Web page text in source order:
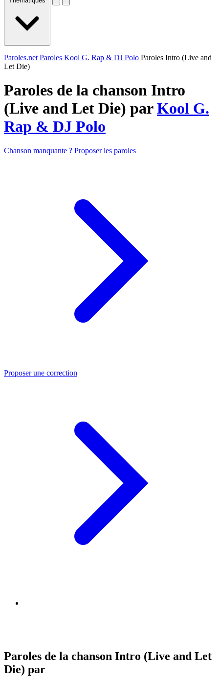
Paroles.net Paroles Kool G. Rap & DJ Polo Paroles Intro (Live and
Let Die)
Paroles de la chanson Intro
(Live and Let Die) parKool G.
Rap & DJ Polo
Chanson manquante ? Proposer les paroles
Proposer une correction
Paroles de la chanson Intro (Live and Let
Die) par